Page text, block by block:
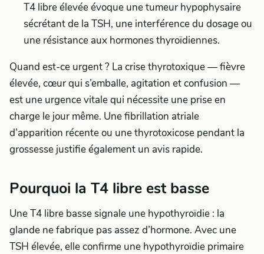
T4 libre élevée évoque une tumeur hypophysaire
sécrétant de la TSH, une interférence du dosage ou
une résistance aux hormones thyroïdiennes.
Quand est-ce urgent ? La crise thyrotoxique — fièvre
élevée, cœur qui s’emballe, agitation et confusion —
est une urgence vitale qui nécessite une prise en
charge le jour même. Une fibrillation atriale
d’apparition récente ou une thyrotoxicose pendant la
grossesse justifie également un avis rapide.
Pourquoi la T4 libre est basse
Une T4 libre basse signale une hypothyroïdie : la
glande ne fabrique pas assez d’hormone. Avec une
TSH élevée, elle confirme une hypothyroïdie primaire